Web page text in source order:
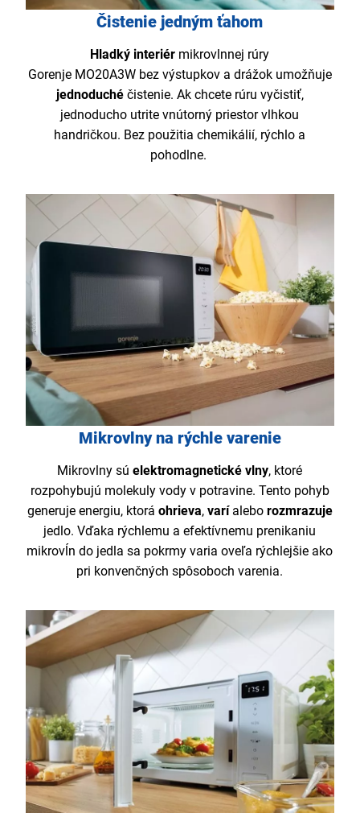
Čistenie jedným ťahom
Hladký interiér mikrovlnnej rúry
Gorenje MO20A3W bez výstupkov a drážok umožňuje
jednoduché čistenie. Ak chcete rúru vyčistiť,
jednoducho utrite vnútorný priestor vlhkou
handričkou. Bez použitia chemikálií, rýchlo a
pohodlne.
Mikrovlny na rýchle varenie
Mikrovlny súelektromagnetické vlny, ktoré
rozpohybujú molekuly vody v potravine. Tento pohyb
generuje energiu, ktorá ohrieva, varí alebo rozmrazuje
jedlo. Vďaka rýchlemu a efektívnemu prenikaniu
mikrovĺn do jedla sa pokrmy varia oveľa rýchlejšie ako
pri konvenčných spôsoboch varenia.